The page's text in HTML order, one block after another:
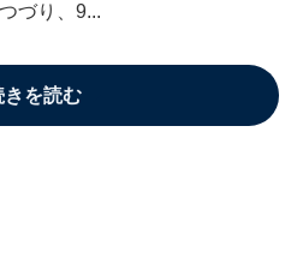
づり、9...
きを読む